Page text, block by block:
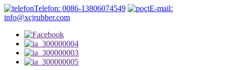
Telefon: 0086-13806074549
E-mail:
info@xcjrubber.com